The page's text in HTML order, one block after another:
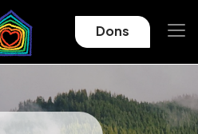
Dons